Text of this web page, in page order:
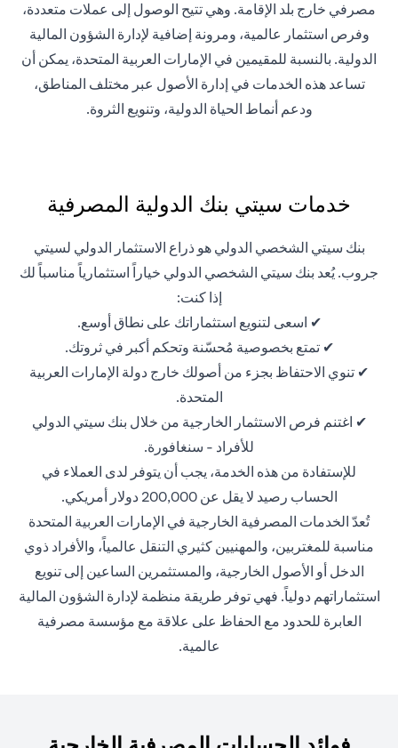
مصرفي خارج بلد الإقامة. وهي تتيح الوصول إلى عملات متعددة،
وفرص استثمار عالمية، ومرونة إضافية لإدارة الشؤون المالية
الدولية. بالنسبة للمقيمين في الإمارات العربية المتحدة، يمكن أن
تساعد هذه الخدمات في إدارة الأصول عبر مختلف المناطق،
ودعم أنماط الحياة الدولية، وتنويع الثروة.
خدمات سيتي بنك الدولية المصرفية
بنك سيتي الشخصي الدولي هو ذراع الاستثمار الدولي لسيتي
جروب. يُعد بنك سيتي الشخصي الدولي خياراً استثمارياً مناسباً لك
إذا كنت:
✔ اسعى لتنويع استثماراتك على نطاق أوسع.
✔ تمتع بخصوصية مُحسّنة وتحكم أكبر في ثروتك.
✔ تنوي الاحتفاظ بجزء من أصولك خارج دولة الإمارات العربية
المتحدة.
✔ اغتنم فرص الاستثمار الخارجية من خلال بنك سيتي الدولي
للأفراد - سنغافورة.
للإستفادة من هذه الخدمة، يجب أن يتوفر لدى العملاء في
الحساب رصيد لا يقل عن 200,000 دولار أمريكي.
تُعدّ الخدمات المصرفية الخارجية في الإمارات العربية المتحدة
مناسبة للمغتربين، والمهنيين كثيري التنقل عالمياً، والأفراد ذوي
الدخل أو الأصول الخارجية، والمستثمرين الساعين إلى تنويع
استثماراتهم دولياً. فهي توفر طريقة منظمة لإدارة الشؤون المالية
العابرة للحدود مع الحفاظ على علاقة مع مؤسسة مصرفية
عالمية.